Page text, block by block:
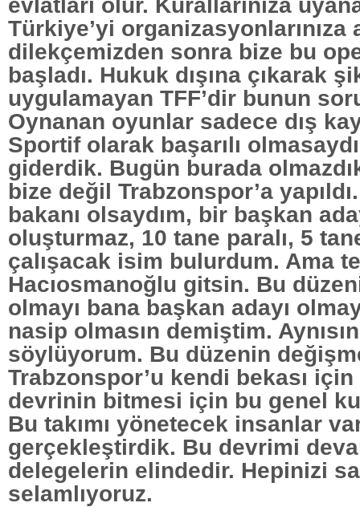
Türkiye’yi organizasyonlarınıza
dilekçemizden sonra bize bu
başladı. Hukuk dışına çıkarak
uygulamayan TFF’dir bunun
Oynanan oyunlar sadece dış
Sportif olarak başarılı
giderdik. Bugün burada
bize değil Trabzonspor’a
bakanı olsaydım, bir başkan
oluşturmaz, 10 tane paralı, 5
çalışacak isim bulurdum. Ama
Hacıosmanoğlu gitsin. Bu
olmayı bana başkan adayı
nasip olmasın demiştim.
söylüyorum. Bu düzenin
Trabzonspor’u kendi bekası
devrinin bitmesi için bu genel
Bu takımı yönetecek insanlar
gerçekleştirdik. Bu devrimi
delegelerin elindedir. Hepinizi
selamlıyoruz.